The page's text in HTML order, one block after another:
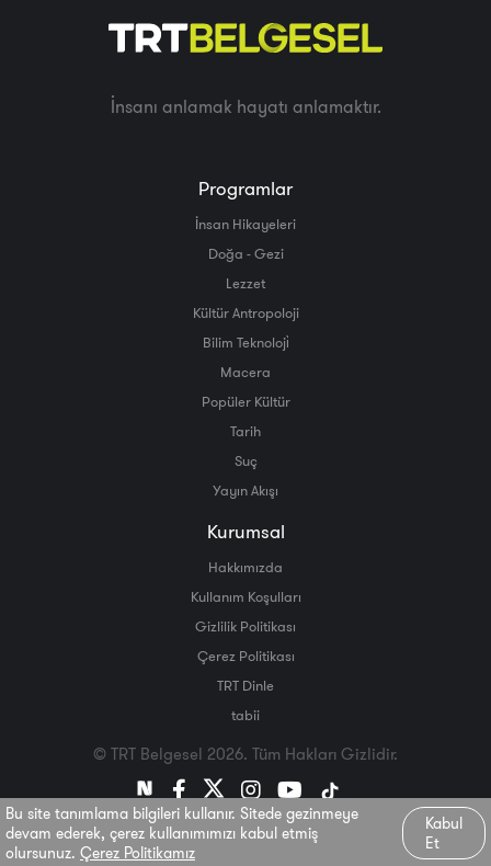
Bu site tanımlama bilgileri kullanır. Sitede gezinmeye
devam ederek, çerez kullanımımızı kabul etmiş
olursunuz. Çerez Politikamız
Kabul
Et
İnsanı anlamak hayatı anlamaktır.
Programlar
İnsan Hikayeleri
Doğa - Gezi
Lezzet
Kültür Antropoloji
Bilim Teknoloji̇
Macera
Popüler Kültür
Tarih
Suç
Yayın Akışı
Kurumsal
Hakkımızda
Kullanım Koşulları
Gizlilik Politikası
Çerez Politikası
TRT Dinle
tabii
© TRT Belgesel 2026. Tüm Hakları Gizlidir.